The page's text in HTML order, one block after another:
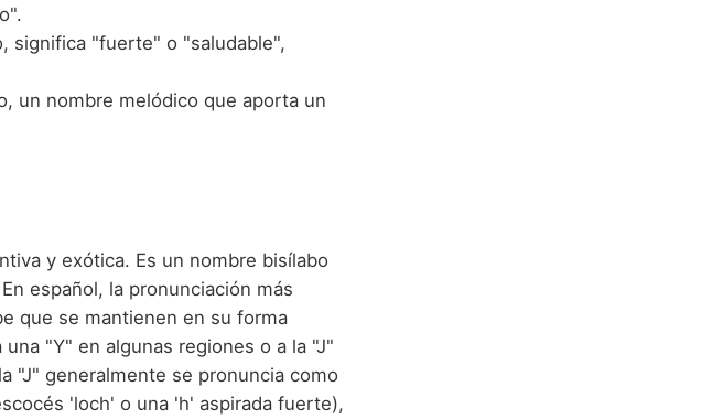
significa "fuerte" o "saludable",
un nombre melódico que aporta un
y exótica. Es un nombre bisílabo
español, la pronunciación más
que se mantienen en su forma
"Y" en algunas regiones o a la "J"
"J" generalmente se pronuncia como
'loch' o una 'h' aspirada fuerte),